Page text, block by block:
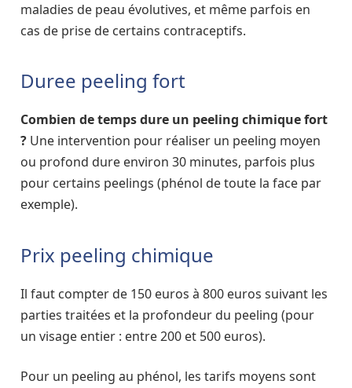
maladies de peau évolutives, et même parfois en
cas de prise de certains contraceptifs.
Duree peeling fort
Combien de temps dure un peeling chimique fort
? Une intervention pour réaliser un peeling moyen
ou profond dure environ 30 minutes, parfois plus
pour certains peelings (phénol de toute la face par
exemple).
Prix peeling chimique
Il faut compter de 150 euros à 800 euros suivant les
parties traitées et la profondeur du peeling (pour
un visage entier : entre 200 et 500 euros).
Pour un peeling au phénol, les tarifs moyens sont